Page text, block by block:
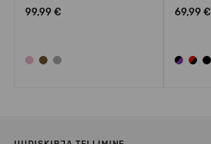
99,99 €
69,99 €